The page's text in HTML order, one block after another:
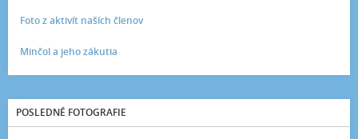
Foto z aktivít naších členov
Minčol a jeho zákutia
POSLEDNÉ FOTOGRAFIE